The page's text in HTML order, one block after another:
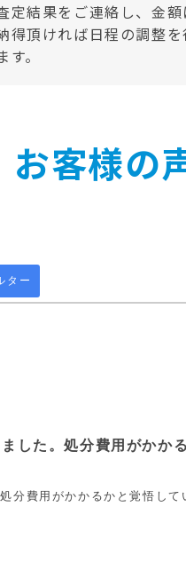
定結果をご連絡し、金額
得頂ければ日程の調整を
す。
お客様の
ター
した。処分費用がかか
分費用がかかるかと覚悟し